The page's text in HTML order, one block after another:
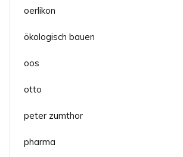
oerlikon
ökologisch bauen
oos
otto
peter zumthor
pharma